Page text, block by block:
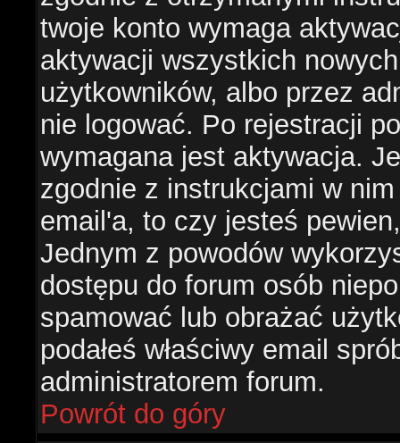
twoje konto wymaga
aktywacji wszystkich
użytkowników, albo przez
nie logować. Po rejestracji
wymagana jest aktywacja.
zgodnie z instrukcjami w
email'a, to czy jesteś
Jednym z powodów
dostępu do forum osób
spamować lub obrażać
podałeś właściwy email
administratorem forum.
Powrót do góry